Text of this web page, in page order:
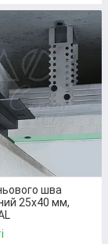
рахунку
або
шва
25х40 мм,